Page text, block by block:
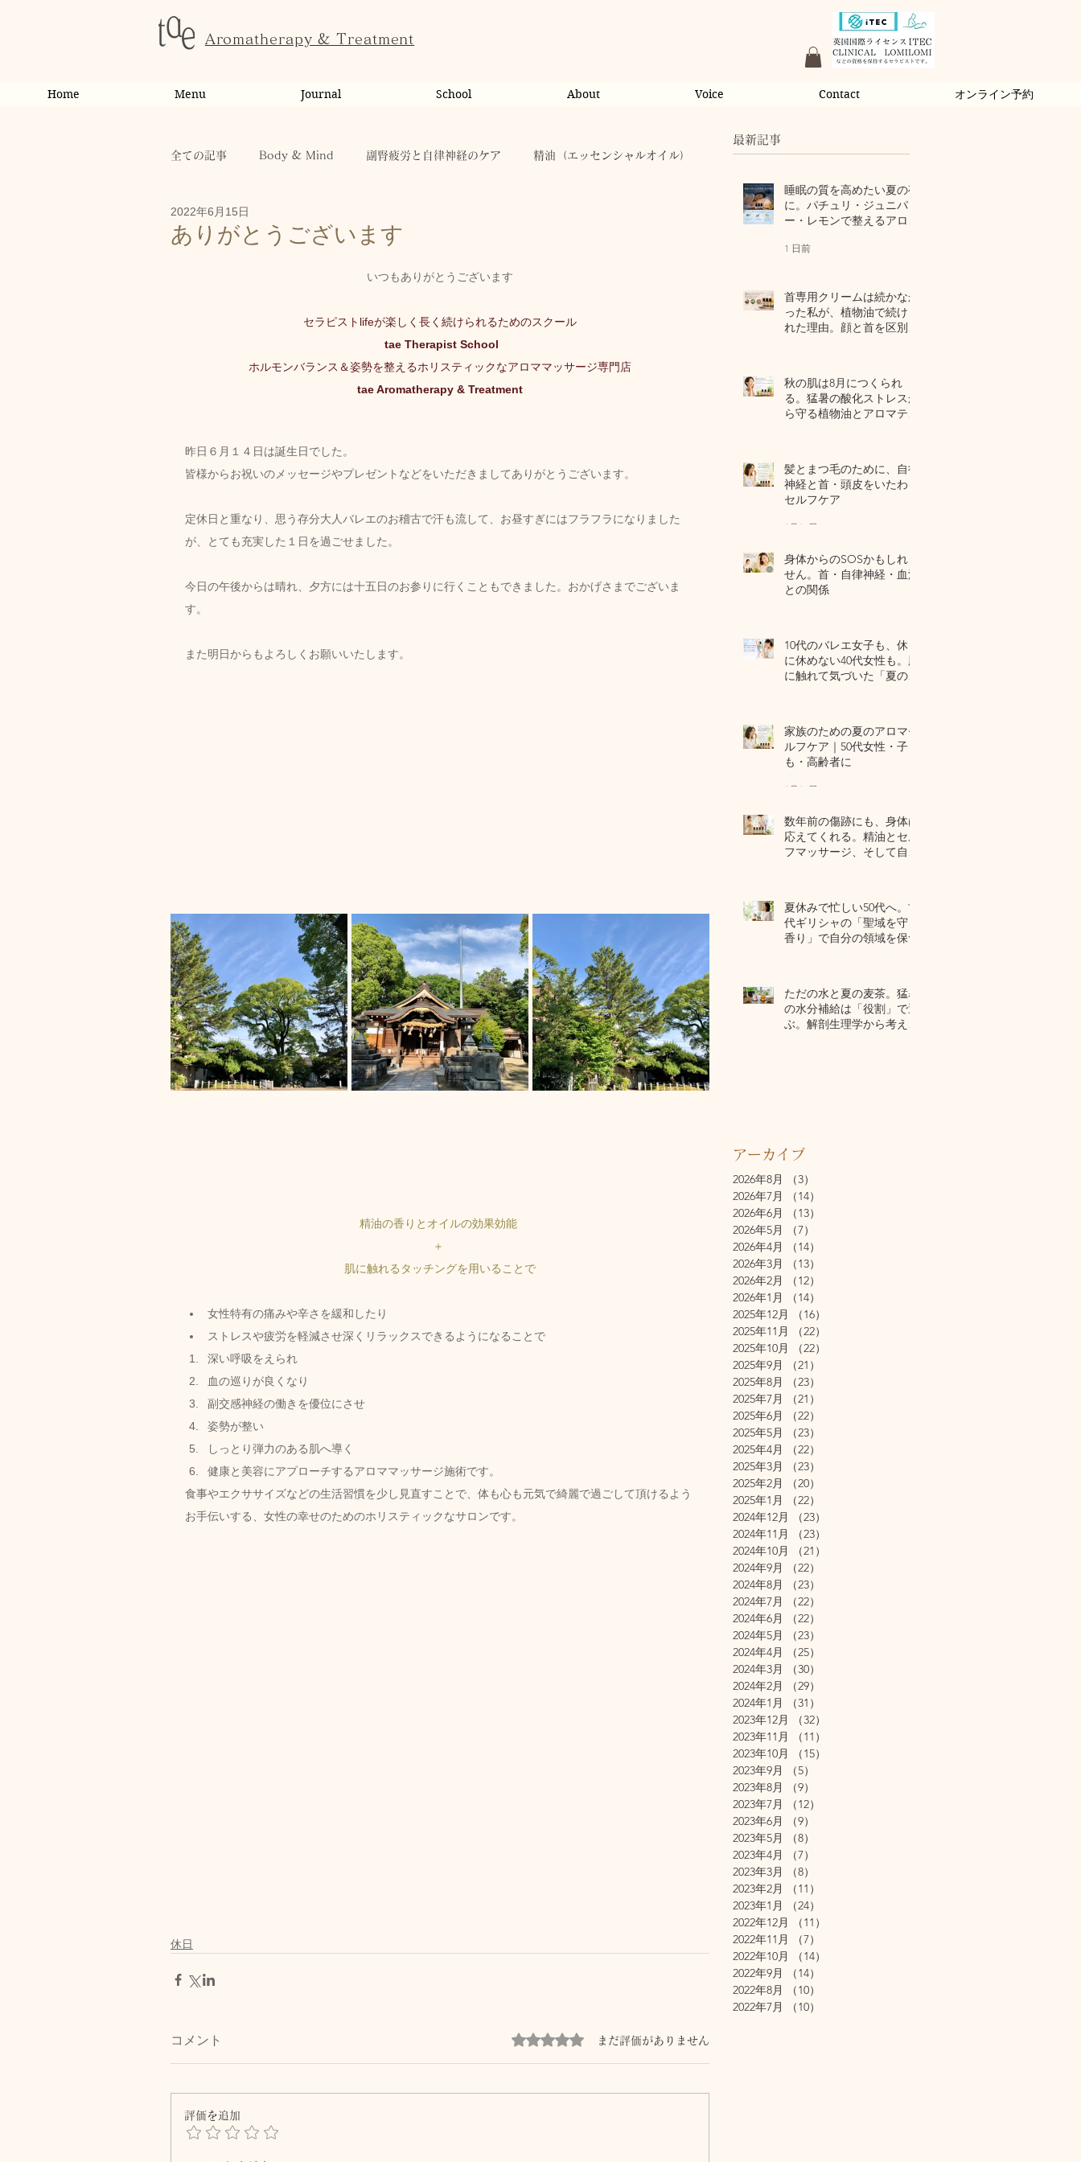
Aromatherapy & Treatment
Home Menu Journal School About Voice Contact オンライン予約
全ての記事 Body & Mind 副腎疲労と自律神経のケア 精油（エッセンシャルオイル）
お客様の変化・ご感想
からだのこと tae Therapist School
taeAromaサロン お稽古
メノポーズ（更年期） 妊娠（プレナタル） taeAromaサロン
カスタム・フェイシャル 食/eclipse
ありがとうございます
2022年6月15日
いつもありがとうございます
セラピストlifeが楽しく長く続けられるためのスクール
tae Therapist School
ホルモンバランス＆姿勢を整えるホリスティックなアロママッサージ専門店
tae Aromatherapy & Treatment
昨日６月１４日は誕生日でした。
皆様からお祝いのメッセージやプレゼントなどをいただきましてありがとうございます。
定休日と重なり、思う存分大人バレエのお稽古で汗も流して、お昼すぎにはフラフラになりました
が、とても充実した１日を過ごせました。
今日の午後からは晴れ、夕方には十五日のお参りに行くこともできました。おかげさまでございま
す。
また明日からもよろしくお願いいたします。
精油の香りとオイルの効果効能
＋
肌に触れるタッチングを用いることで
女性特有の痛みや辛さを緩和したり
ストレスや疲労を軽減させ深くリラックスできるようになることで
深い呼吸をえられ
血の巡りが良くなり
副交感神経の働きを優位にさせ
姿勢が整い
しっとり弾力のある肌へ導く
健康と美容にアプローチするアロママッサージ施術です。
食事やエクササイズなどの生活習慣を少し見直すことで、体も心も元気で綺麗で過ごして頂けるよう
お手伝いする、女性の幸せのためのホリスティックなサロンです。
休日
コメント 5つ星のうち0と評価されています。
まだ評価がありません
評価を追加
最新記事
睡眠の質を高めたい夏の夜
に。パチュリ・ジュニパ
ー・レモンで整えるアロマ
1 日前
首専用クリームは続かなか
った私が、植物油で続けら
れた理由。顔と首を区別し
秋の肌は8月につくられ
る。猛暑の酸化ストレスか
ら守る植物油とアロマテラ
髪とまつ毛のために、自律
神経と首・頭皮をいたわる
セルフケア
7月31日
身体からのSOSかもしれま
せん。首・自律神経・血流
との関係
10代のバレエ女子も、休日
に休めない40代女性も。肌
に触れて気づいた「夏の全
家族のための夏のアロマセ
ルフケア｜50代女性・子ど
も・高齢者に
7月24日
数年前の傷跡にも、身体は
応えてくれる。精油とセル
フマッサージ、そして自己
夏休みで忙しい50代へ。古
代ギリシャの「聖域を守る
香り」で自分の領域を保つ
ただの水と夏の麦茶。猛暑
の水分補給は「役割」で選
ぶ。解剖生理学から考える
アーカイブ
2026年8月
（3）
2026年7月
（14）
2026年6月
（13）
2026年5月
（7）
2026年4月
（14）
2026年3月
（13）
2026年2月
（12）
2026年1月
（14）
2025年12月
（16）
2025年11月
（22）
2025年10月
（22）
2025年9月
（21）
2025年8月
（23）
2025年7月
（21）
2025年6月
（22）
2025年5月
（23）
2025年4月
（22）
2025年3月
（23）
2025年2月
（20）
2025年1月
（22）
2024年12月
（23）
2024年11月
（23）
2024年10月
（21）
2024年9月
（22）
2024年8月
（23）
2024年7月
（22）
2024年6月
（22）
2024年5月
（23）
2024年4月
（25）
2024年3月
（30）
2024年2月
（29）
2024年1月
（31）
2023年12月
（32）
2023年11月
（11）
2023年10月
（15）
2023年9月
（5）
2023年8月
（9）
2023年7月
（12）
2023年6月
（9）
2023年5月
（8）
2023年4月
（7）
2023年3月
（8）
2023年2月
（11）
2023年1月
（24）
2022年12月
（11）
2022年11月
（7）
2022年10月
（14）
2022年9月
（14）
2022年8月
（10）
2022年7月
（10）